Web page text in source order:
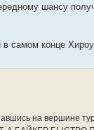
шансу
конце Хироу
на вершине